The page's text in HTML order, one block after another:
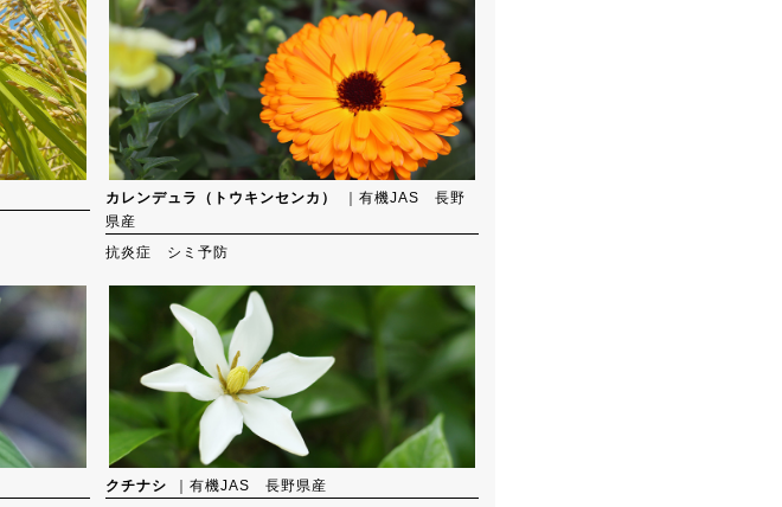
カレンデュラ（トウキンセンカ）
｜有機JAS 長野
県産
抗炎症 シミ予防
クチナシ
｜有機JAS 長野県産